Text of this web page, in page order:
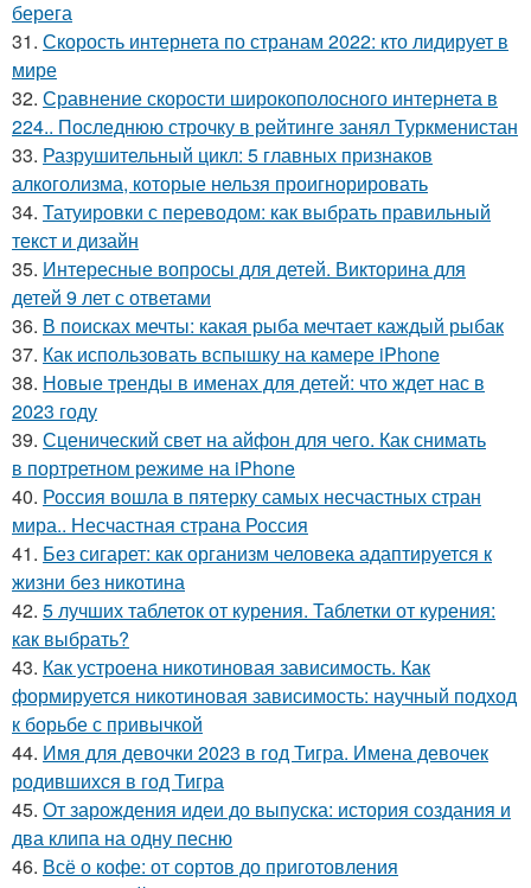
берега
31. Скорость интернета по странам 2022: кто лидирует в
мире
32. Сравнение скорости широкополосного интернета в
224.. Последнюю строчку в рейтинге занял Туркменистан
33. Разрушительный цикл: 5 главных признаков
алкоголизма, которые нельзя проигнорировать
34. Татуировки с переводом: как выбрать правильный
текст и дизайн
35. Интересные вопросы для детей. Викторина для
детей 9 лет с ответами
36. В поисках мечты: какая рыба мечтает каждый рыбак
37. Как использовать вспышку на камере iPhone
38. Новые тренды в именах для детей: что ждет нас в
2023 году
39. Сценический свет на айфон для чего. Как снимать
в портретном режиме на iPhone
40. Россия вошла в пятерку самых несчастных стран
мира.. Несчастная страна Россия
41. Без сигарет: как организм человека адаптируется к
жизни без никотина
42. 5 лучших таблеток от курения. Таблетки от курения:
как выбрать?
43. Как устроена никотиновая зависимость. Как
формируется никотиновая зависимость: научный подход
к борьбе с привычкой
44. Имя для девочки 2023 в год Тигра. Имена девочек
родившихся в год Тигра
45. От зарождения идеи до выпуска: история создания и
два клипа на одну песню
46. Всё о кофе: от сортов до приготовления